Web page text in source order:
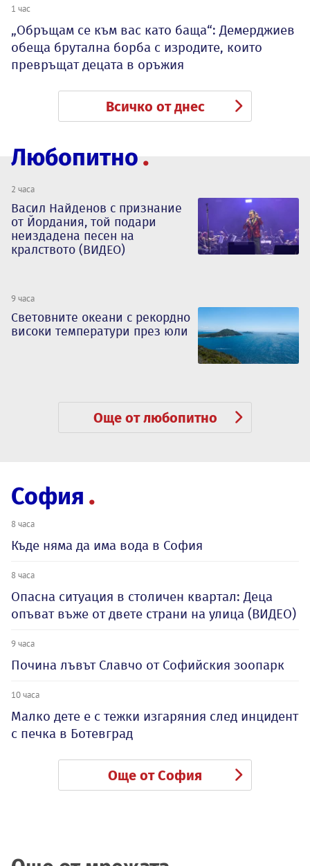
1 час
„Обръщам се към вас като баща“: Демерджиев
обеща брутална борба с изродите, които
превръщат децата в оръжия
Всичко от днес
Любопитно
2 часа
Васил Найденов с признание
от Йордания, той подари
неиздадена песен на
кралството (ВИДЕО)
9 часа
Световните океани с рекордно
високи температури през юли
Още от любопитно
София
8 часа
Къде няма да има вода в София
8 часа
Опасна ситуация в столичен квартал: Деца
опъват въже от двете страни на улица (ВИДЕО)
9 часа
Почина лъвът Славчо от Софийския зоопарк
10 часа
Малко дете е с тежки изгаряния след инцидент
с печка в Ботевград
Още от София